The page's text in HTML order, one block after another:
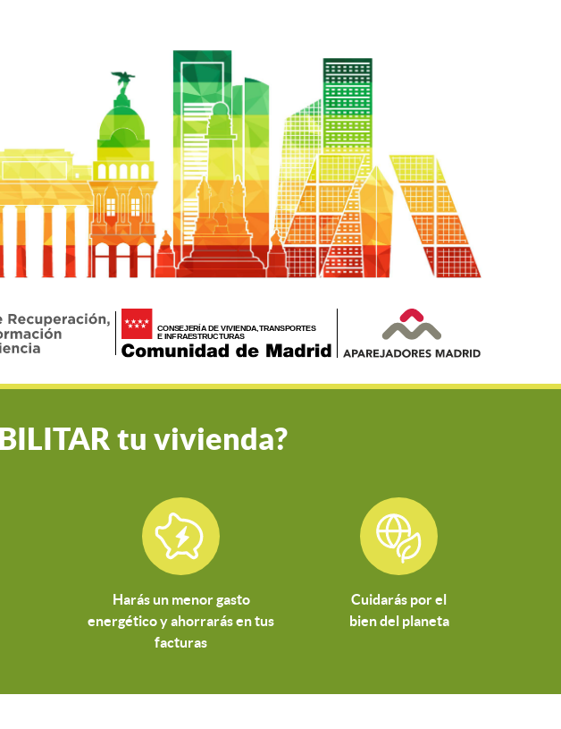
tu vivienda?
Harás un menor gasto
energético y ahorrarás en tus
facturas
Cuidarás por el
bien del planeta